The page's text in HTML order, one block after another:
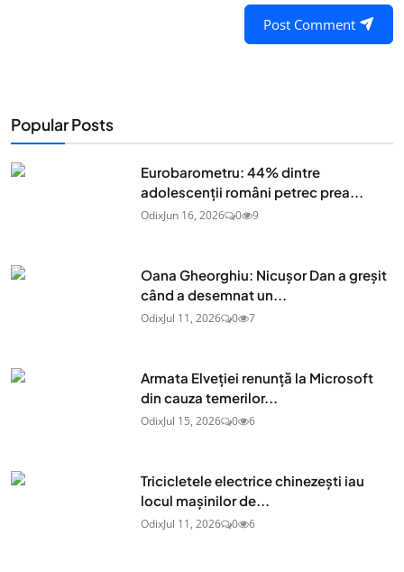
Post Comment
Popular Posts
Eurobarometru: 44% dintre
adolescenţii români petrec prea...
OdixJun 16, 2026 0 9
Oana Gheorghiu: Nicușor Dan a greșit
când a desemnat un...
OdixJul 11, 2026 0 7
Armata Elveției renunță la Microsoft
din cauza temerilor...
OdixJul 15, 2026 0 6
Tricicletele electrice chinezești iau
locul mașinilor de...
OdixJul 11, 2026 0 6